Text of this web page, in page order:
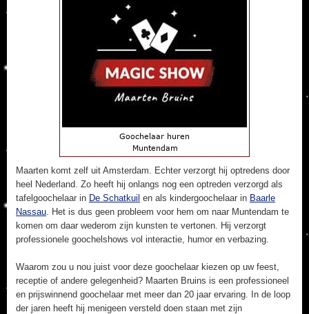
Maarten komt zelf uit Amsterdam. Echter verzorgt hij optredens door
heel Nederland. Zo heeft hij onlangs nog een optreden verzorgd als
tafelgoochelaar in De Schatkuil en als kindergoochelaar in Baarle
Nassau. Het is dus geen probleem voor hem om naar Muntendam te
komen om daar wederom zijn kunsten te vertonen. Hij verzorgt
professionele goochelshows vol interactie, humor en verbazing.
Waarom zou u nou juist voor deze goochelaar kiezen op uw feest,
receptie of andere gelegenheid? Maarten Bruins is een professioneel
en prijswinnend goochelaar met meer dan 20 jaar ervaring. In de loop
der jaren heeft hij menigeen versteld doen staan met zijn